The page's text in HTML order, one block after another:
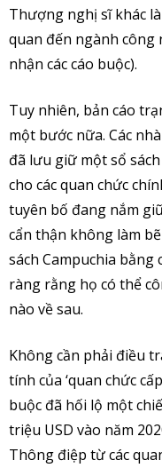
Thượng nghị sĩ khác
quan đến ngành công
nhận các cáo buộc).
Tuy nhiên, bản cáo
một bước nữa. Các
đã lưu giữ một sổ
cho các quan chức
tuyên bố đang nắm
cẩn thận không làm
sách Campuchia
ràng rằng họ có thể
nào về sau.
Không cần phải điều
tính của ‘quan chức
buộc đã hối lộ một
triệu USD vào năm
Thông điệp từ các